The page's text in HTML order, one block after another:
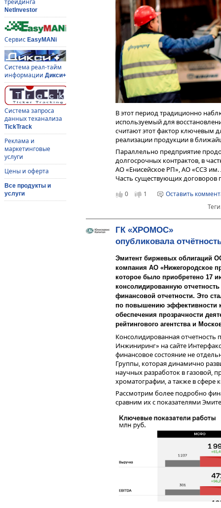
NetInvestor
Сервис EasyMANi
Система реал-тайм
информации Дикси+
Система запроса
данных теханализа
TickTrack
Реклама и
маркетинговые
услуги
Цены и оферта
Все продукты и
услуги
В этот период традиционно
используемый для
считают этот фактор ключевым
реализации продукции в
Параллельно предприятие
долгосрочных контрактов, в
АО «Енисейское РП», АО «ССЗ
Часть существующих
способствует укреплению
сегменте поставок
По итогам 2025 года
«Феррум» составляет 70 тысяч
выражении выручка, без учёета
рублей. Ожидаемый размер
Достижение указанных
счёет реализации в период
также успешного завершения
0 1
Оставить
ГК «ХРОМОС»
опубликовала
Эмитент биржевых облигаций
компания АО «Нижегородское
которое было приобретено 17
консолидированную
финансовой отчетности. Это
по повышению эффективности
обеспечения прозрачности
рейтингового агентства и
Консолидированная
Инжиниринг» на сайте
финансовое состояние не
Группы, которая динамично
научных разработок в
хроматографии, а также в сфере
Рассмотрим более подробно
сравним их с показателями